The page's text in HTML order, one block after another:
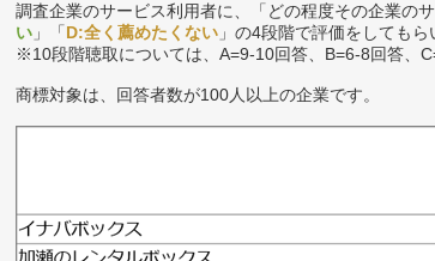
調査企業のサービス利用者に、「どの程度その企業の
い 」「D:全く薦めたくない 」の4段階で評価をしてもら
※10段階聴取については、A=9-10回答、B=6-8回答、
商標対象は、回答者数が100人以上の企業です。